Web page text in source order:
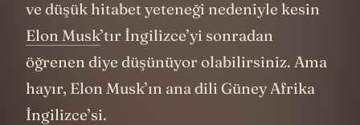
ve düşük hitabet yeteneği nedeniyle kesin
Elon Musk’tır İngilizce’yi sonradan
öğrenen diye düşünüyor olabilirsiniz. Ama
hayır, Elon Musk’ın ana dili Güney Afrika
İngilizce’si.